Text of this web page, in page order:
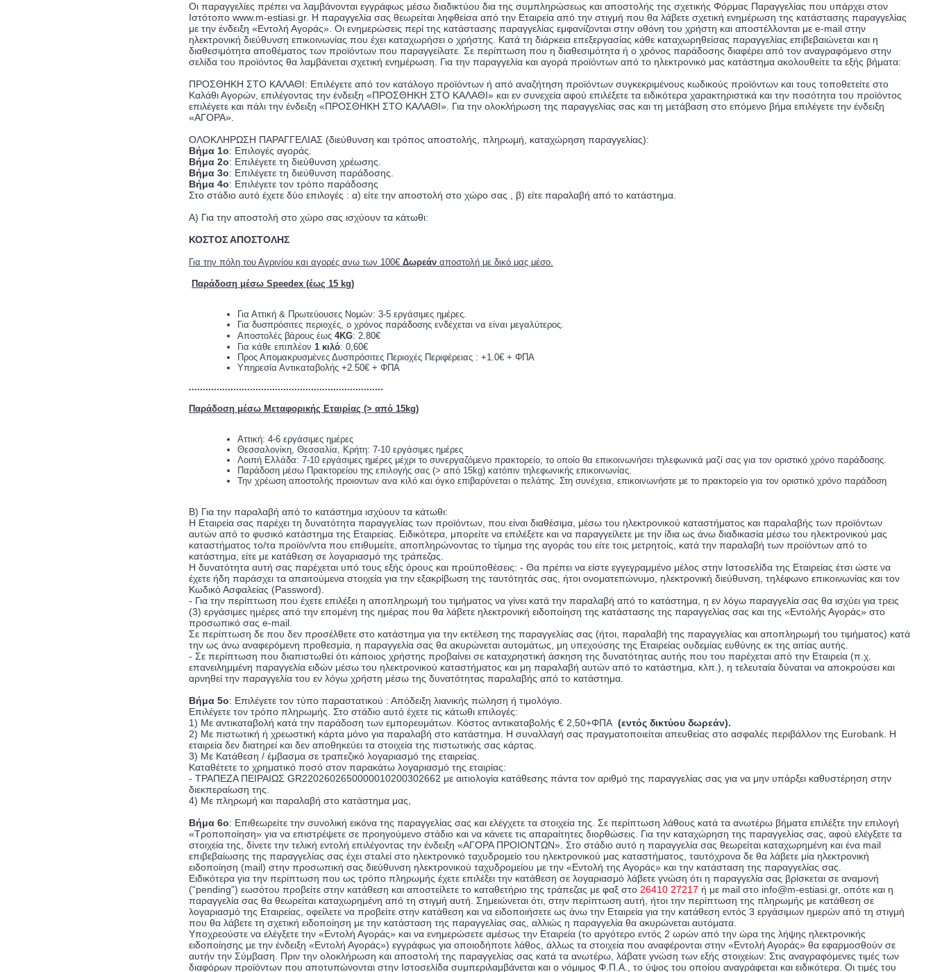
Οι παραγγελίες πρέπει να λαμβάνονται εγγράφως μέσω διαδικτύου δια της συμπληρώσεως και αποστολής της σχετικής Φόρμας Παραγγελίας που υπάρχει στον
Iστότοπο www.m-estiasi.gr. H παραγγελία σας θεωρείται ληφθείσα από την Εταιρεία από την στιγμή που θα λάβετε σχετική ενημέρωση της κατάστασης παραγγελίας
με την ένδειξη «Εντολή Αγοράς». Οι ενημερώσεις περί της κατάστασης παραγγελίας εμφανίζονται στην οθόνη του χρήστη και αποστέλλονται με e-mail στην
ηλεκτρονική διεύθυνση επικοινωνίας που έχει καταχωρήσει ο χρήστης. Κατά τη διάρκεια επεξεργασίας κάθε καταχωρηθείσας παραγγελίας επιβεβαιώνεται και η
διαθεσιμότητα αποθέματος των προϊόντων που παραγγείλατε. Σε περίπτωση που η διαθεσιμότητα ή ο χρόνος παράδοσης διαφέρει από τον αναγραφόμενο στην
σελίδα του προϊόντος θα λαμβάνεται σχετική ενημέρωση. Για την παραγγελία και αγορά προϊόντων από το ηλεκτρονικό μας κατάστημα ακολουθείτε τα εξής βήματα:
ΠΡΟΣΘΗΚΗ ΣΤΟ ΚΑΛΑΘΙ: Επιλέγετε από τον κατάλογο προϊόντων ή από αναζήτηση προϊόντων συγκεκριμένους κωδικούς προϊόντων και τους τοποθετείτε στο
Καλάθι Αγορών, επιλέγοντας την ένδειξη «ΠΡΟΣΘΗΚΗ ΣΤΟ ΚΑΛΑΘΙ» και εν συνεχεία αφού επιλέξετε τα ειδικότερα χαρακτηριστικά και την ποσότητα του προϊόντος
επιλέγετε και πάλι την ένδειξη «ΠΡΟΣΘΗΚΗ ΣΤΟ ΚΑΛΑΘΙ». Για την ολοκλήρωση της παραγγελίας σας και τη μετάβαση στο επόμενο βήμα επιλέγετε την ένδειξη
«ΑΓΟΡΑ».
ΟΛΟΚΛΗΡΩΣΗ ΠΑΡΑΓΓΕΛΙΑΣ (διεύθυνση και τρόπος αποστολής, πληρωμή, καταχώρηση παραγγελίας):
Βήμα 1ο: Επιλογές αγοράς.
Βήμα 2ο: Επιλέγετε τη διεύθυνση χρέωσης.
Βήμα 3ο: Επιλέγετε τη διεύθυνση παράδοσης.
Βήμα 4ο: Επιλέγετε τον τρόπο παράδοσης
Στο στάδιο αυτό έχετε δύο επιλογές : α) είτε την αποστολή στο χώρο σας , β) είτε παραλαβή από το κατάστημα.
Α) Για την αποστολή στο χώρο σας ισχύουν τα κάτωθι:
ΚΟΣΤΟΣ ΑΠΟΣΤΟΛΗΣ
Για την πόλη του Αγρινίου και αγορές ανω των 100€ Δωρεάν αποστολή με δικό μας μέσο.
Παράδοση μέσω Speedex (έως 15 kg)
Για Αττική & Πρωτεύουσες Νομών: 3-5 εργάσιμες ημέρες.
Για δυσπρόσιτες περιοχές, ο χρόνος παράδοσης ενδέχεται να είναι μεγαλύτερος.
Αποστολές βάρους έως 4KG: 2.80€
Για κάθε επιπλέον 1 κιλό: 0,60€
Προς Απομακρυσμένες Δυσπρόσιτες Περιοχές Περιφέρειας : +1.0€ + ΦΠΑ
Υπηρεσία Αντικαταβολής +2.50€ + ΦΠΑ
......................................................................
Παράδοση μέσω Μεταφορικής Εταιρίας (> από 15kg)
Αττική: 4-6 εργάσιμες ημέρες
Θεσσαλονίκη, Θεσσαλία, Κρήτη: 7-10 εργάσιμες ημέρες
Λοιπή Ελλάδα: 7-10 εργάσιμες ημέρες μέχρι το συνεργαζόμενο πρακτορείο, το οποίο θα επικοινωνήσει τηλεφωνικά μαζί σας για τον οριστικό χρόνο παράδοσης.
Παράδοση μέσω Πρακτορείου της επιλογής σας (> από 15kg) κατόπιν τηλεφωνικής επικοινωνίας.
Την χρέωση αποστολής προιοντων ανα κιλό και όγκο επιβαρύνεται ο πελάτης. Στη συνέχεια, επικοινωνήστε με το πρακτορείο για τον οριστικό χρόνο παράδοση
Β) Για την παραλαβή από το κατάστημα ισχύουν τα κάτωθι:
Η Εταιρεία σας παρέχει τη δυνατότητα παραγγελίας των προϊόντων, που είναι διαθέσιμα, μέσω του ηλεκτρονικού καταστήματος και παραλαβής των προϊόντων
αυτών από το φυσικό κατάστημα της Εταιρείας. Ειδικότερα, μπορείτε να επιλέξετε και να παραγγείλετε με την ίδια ως άνω διαδικασία μέσω του ηλεκτρονικού μας
καταστήματος το/τα προϊόν/ντα που επιθυμείτε, αποπληρώνοντας το τίμημα της αγοράς του είτε τοις μετρητοίς, κατά την παραλαβή των προϊόντων από το
κατάστημα, είτε με κατάθεση σε λογαριασμό της τράπεζας.
Η δυνατότητα αυτή σας παρέχεται υπό τους εξής όρους και προϋποθέσεις: - Θα πρέπει να είστε εγγεγραμμένο μέλος στην Ιστοσελίδα της Εταιρείας έτσι ώστε να
έχετε ήδη παράσχει τα απαιτούμενα στοιχεία για την εξακρίβωση της ταυτότητάς σας, ήτοι ονοματεπώνυμο, ηλεκτρονική διεύθυνση, τηλέφωνο επικοινωνίας και τον
Κωδικό Ασφαλείας (Password).
- Για την περίπτωση που έχετε επιλέξει η αποπληρωμή του τιμήματος να γίνει κατά την παραλαβή από το κατάστημα, η εν λόγω παραγγελία σας θα ισχύει για τρεις
(3) εργάσιμες ημέρες από την επομένη της ημέρας που θα λάβετε ηλεκτρονική ειδοποίηση της κατάστασης της παραγγελίας σας και της «Εντολής Αγοράς» στο
προσωπικό σας e-mail.
Σε περίπτωση δε που δεν προσέλθετε στο κατάστημα για την εκτέλεση της παραγγελίας σας (ήτοι, παραλαβή της παραγγελίας και αποπληρωμή του τιμήματος) κατά
την ως άνω αναφερόμενη προθεσμία, η παραγγελία σας θα ακυρώνεται αυτομάτως, μη υπεχούσης της Εταιρείας ουδεμίας ευθύνης εκ της αιτίας αυτής.
- Σε περίπτωση που διαπιστωθεί ότι κάποιος χρήστης προβαίνει σε καταχρηστική άσκηση της δυνατότητας αυτής που του παρέχεται από την Εταιρεία (π.χ.
επανειλημμένη παραγγελία ειδών μέσω του ηλεκτρονικού καταστήματος και μη παραλαβή αυτών από το κατάστημα, κλπ.), η τελευταία δύναται να αποκρούσει και
αρνηθεί την παραγγελία του εν λόγω χρήστη μέσω της δυνατότητας παραλαβής από το κατάστημα.
Βήμα 5ο: Επιλέγετε τον τύπο παραστατικού : Απόδειξη λιανικής πώληση ή τιμολόγιο.
Επιλέγετε τον τρόπο πληρωμής. Στο στάδιο αυτό έχετε τις κάτωθι επιλογές:
1) Με αντικαταβολή κατά την παράδοση των εμπορευμάτων. Κόστος αντικαταβολής € 2,50+ΦΠΑ (εντός δικτύου δωρεάν).
2) Με πιστωτική ή χρεωστική κάρτα μόνο για παραλαβή στο κατάστημα. Η συναλλαγή σας πραγματοποιείται απευθείας στο ασφαλές περιβάλλον της Eurobank. Η
εταιρεία δεν διατηρεί και δεν αποθηκεύει τα στοιχεία της πιστωτικής σας κάρτας.
3) Με Κατάθεση / έμβασμα σε τραπεζικό λογαριασμό της εταιρείας.
Καταθέτετε το χρηματικό ποσό στον παρακάτω λογαριασμό της εταιρίας:
- ΤΡΑΠΕΖΑ ΠΕΙΡΑΙΩΣ GR2202602650000010200302662 με αιτιολογία κατάθεσης πάντα τον αριθμό της παραγγελίας σας για να μην υπάρξει καθυστέρηση στην
διεκπεραίωση της.
4) Με πληρωμή και παραλαβή στο κατάστημα μας,
Βήμα 6ο: Επιθεωρείτε την συνολική εικόνα της παραγγελίας σας και ελέγχετε τα στοιχεία της. Σε περίπτωση λάθους κατά τα ανωτέρω βήματα επιλέξτε την επιλογή
«Τροποποίηση» για να επιστρέψετε σε προηγούμενο στάδιο και να κάνετε τις απαραίτητες διορθώσεις. Για την καταχώρηση της παραγγελίας σας, αφού ελέγξετε τα
στοιχεία της, δίνετε την τελική εντολή επιλέγοντας την ένδειξη «ΑΓΟΡΑ ΠΡΟΙΟΝΤΩΝ». Στο στάδιο αυτό η παραγγελία σας θεωρείται καταχωρημένη και ένα mail
επιβεβαίωσης της παραγγελίας σας έχει σταλεί στο ηλεκτρονικό ταχυδρομείο του ηλεκτρονικού μας καταστήματος, ταυτόχρονα δε θα λάβετε μία ηλεκτρονική
ειδοποίηση (mail) στην προσωπική σας διεύθυνση ηλεκτρονικού ταχυδρομείου με την «Εντολή της Αγοράς» και την κατάσταση της παραγγελίας σας.
Ειδικότερα για την περίπτωση που ως τρόπο πληρωμής έχετε επιλέξει την κατάθεση σε λογαριασμό λάβετε γνώση ότι η παραγγελία σας βρίσκεται σε αναμονή
(“pending”) εωσότου προβείτε στην κατάθεση και αποστείλετε το καταθετήριο της τράπεζας με φαξ στο 26410 27217 ή με mail στο info@m-estiasi.gr, οπότε και η
παραγγελία σας θα θεωρείται καταχωρημένη από τη στιγμή αυτή. Σημειώνεται ότι, στην περίπτωση αυτή, ήτοι την περίπτωση της πληρωμής με κατάθεση σε
λογαριασμό της Εταιρείας, οφείλετε να προβείτε στην κατάθεση και να ειδοποιήσετε ως άνω την Εταιρεία για την κατάθεση εντός 3 εργάσιμων ημερών από τη στιγμή
που θα λάβετε τη σχετική ειδοποίηση με την κατάσταση της παραγγελίας σας, αλλιώς η παραγγελία θα ακυρώνεται αυτόματα.
Υποχρεούστε να ελέγξετε την «Εντολή Αγοράς» και να ενημερώσετε αμέσως την Εταιρεία (το αργότερο εντός 2 ωρών από την ώρα της λήψης ηλεκτρονικής
ειδοποίησης με την ένδειξη «Εντολή Αγοράς») εγγράφως για οποιοδήποτε λάθος, άλλως τα στοιχεία που αναφέρονται στην «Εντολή Αγοράς» θα εφαρμοσθούν σε
αυτήν την Σύμβαση. Πριν την ολοκλήρωση και αποστολή της παραγγελίας σας κατά τα ανωτέρω, λάβατε γνώση των εξής στοιχείων: Στις αναγραφόμενες τιμές των
διαφόρων προϊόντων που αποτυπώνονται στην Ιστοσελίδα συμπεριλαμβάνεται και ο νόμιμος Φ.Π.Α., το ύψος του οποίου αναγράφεται και ειδικότερα. Οι τιμές του